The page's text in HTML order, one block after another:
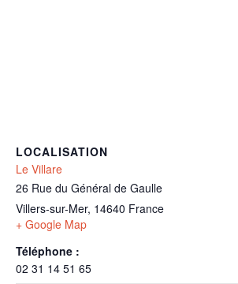
LOCALISATION
Le Villare
26 Rue du Général de Gaulle
Villers-sur-Mer, 14640 France
+ Google Map
Téléphone :
02 31 14 51 65